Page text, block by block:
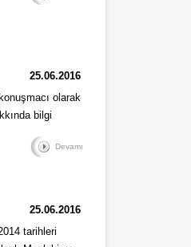
25.06.2016
olarak
bilgi
Devamı
25.06.2016
tarihleri